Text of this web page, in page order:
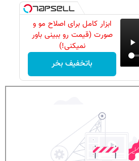
ابزار کامل برای اصلاح مو و
صورت (قیمت رو ببینی باور
نمیکنی!)
باتخفیف بخر